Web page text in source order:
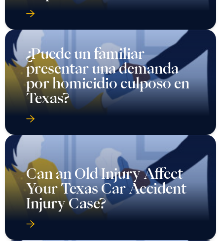
¿Puede un familiar
presentar una demanda
por homicidio culposo en
Texas?
Can an Old Injury Affect
Your Texas Car Accident
Injury Case?